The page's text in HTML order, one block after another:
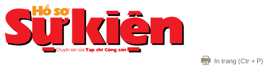
In trang (Ctr + P)